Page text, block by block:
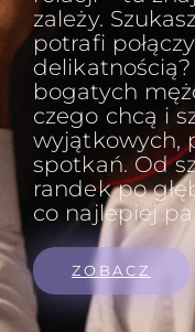
zależy.
potrafi
bogatych
czego chcą i
wyjątkowych,
spotkań. Od
randek po
co najlepiej
ZOBACZ